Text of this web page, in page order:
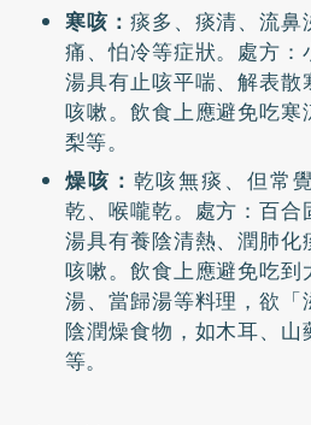
寒咳： 痰多、痰清、流
痛、怕冷等症狀。處方
湯具有止咳平喘、解表
咳嗽。飲食上應避免吃
梨等。
燥咳： 乾咳無痰、但常
乾、喉嚨乾。處方：百
湯具有養陰清熱、潤肺
咳嗽。飲食上應避免吃
湯、當歸湯等料理，欲
陰潤燥食物，如木耳、
等。